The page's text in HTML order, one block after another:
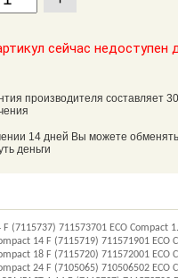
сейчас недоступен
производителя составляет
14 дней Вы можете
деньги
F (7115737) 711573701 ECO Compact
14 F (7115719) 711571901 ECO
18 F (7115720) 711572001 ECO
24 F (7105065) 710506502 ECO